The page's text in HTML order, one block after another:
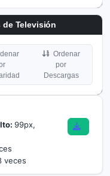
de Televisión
Ordenar
por
Descargas
99px,
veces